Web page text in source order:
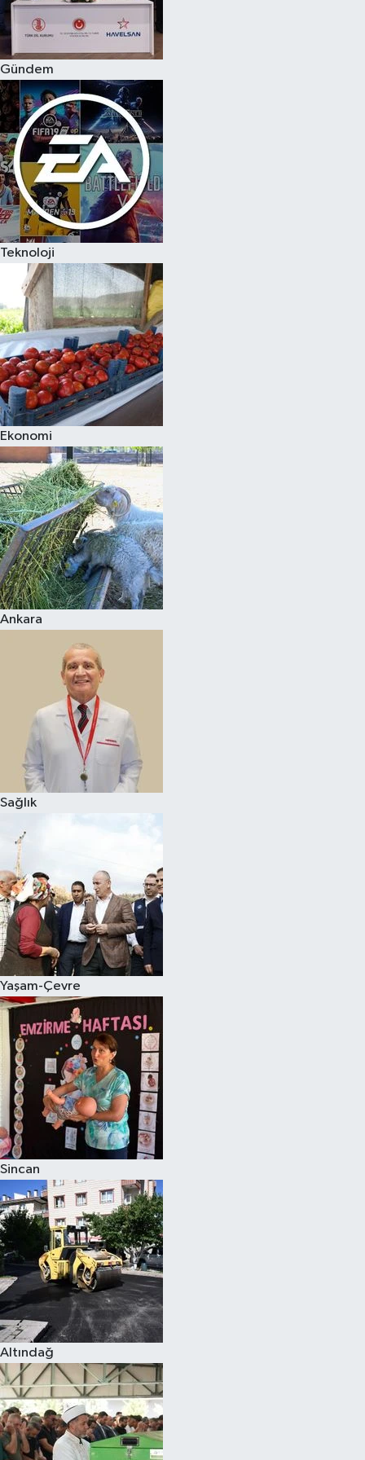
Gündem
Teknoloji
Ekonomi
Ankara
Sağlık
Yaşam-Çevre
Sincan
Altındağ
Spor
Burç Yorumları
Çocuk
Eğitim
Hava Durumu
Kadın
Kim kimdir?
Kültür Sanat
Sağlık
Siyaset
Teknoloji
Televizyon
Yaşam-Çevre